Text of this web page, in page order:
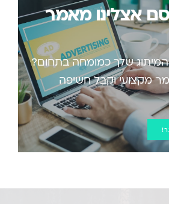
אצלינו מאמר
שלך כמומחה בתחום?
מקצועי וקבל חשיפה